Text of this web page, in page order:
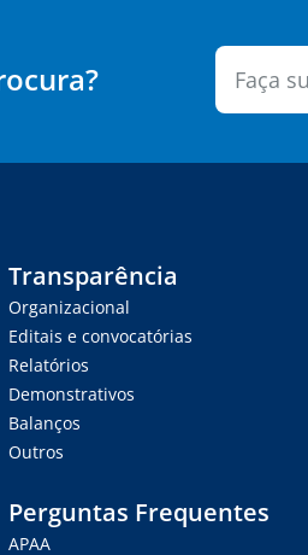
Transparência
Organizacional
Editais e convocatórias
Relatórios
Demonstrativos
Balanços
Outros
Perguntas Frequentes
APAA